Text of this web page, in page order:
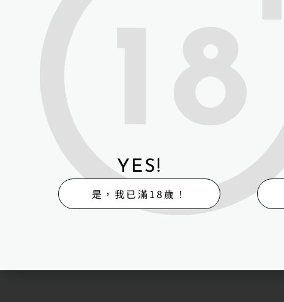
金三娃娃(WM DOLL)
STARPERY 星辰
(IrontechDOLL)
娃娃學姐(Dollsenior)
魔族人型(MOZU DOLL)
YES!
是，我已滿18歲！